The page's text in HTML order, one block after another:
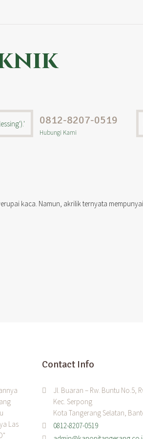
0812-8207-0519
Hubungi Kami
kaca. Namun, akrilik ternyata
Las
Contact Info
Jl. Buaran – Rw. Buntu No.5,
Kec. Serpong
Kota Tangerang Selatan,
0812-8207-0519